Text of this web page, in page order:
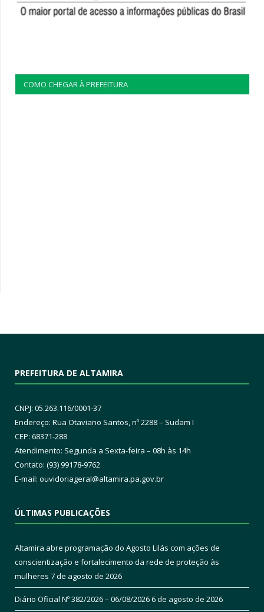
COMO CHEGAR À PREFEITURA
PREFEITURA DE ALTAMIRA
CNPJ: 05.263.116/0001-37
Endereço: Rua Otaviano Santos, nº 2288 – Sudam I
CEP: 68371-288
Atendimento: Segunda a Sexta-feira – 08h às 14h
Contato: (93) 99178-9762
E-mail: ouvidoriageral@altamira.pa.gov.br
ÚLTIMAS PUBLICAÇÕES
Altamira abre programação do Agosto Lilás com ações de
conscientização e fortalecimento da rede de proteção às
mulheres 7 de agosto de 2026
Diário Oficial Nº 382/2026 – 06/08/20266 de agosto de 2026